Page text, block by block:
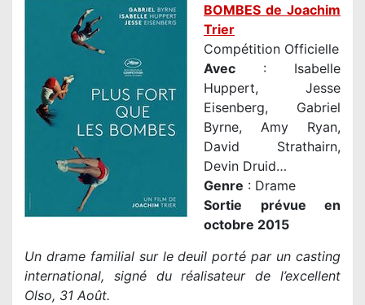
BOMBES de Joachim
Trier
Compétition Officielle
Avec : Isabelle
Huppert, Jesse
Eisenberg, Gabriel
Byrne, Amy Ryan,
David Strathairn,
Devin Druid…
Genre : Drame
Sortie prévue en
octobre 2015
Un drame familial sur le deuil porté par un casting
international, signé du réalisateur de l’excellent
Olso, 31 Août.